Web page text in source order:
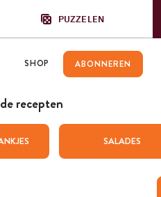
PUZZELEN
SHOP ABONNEREN
recepten
SALADES